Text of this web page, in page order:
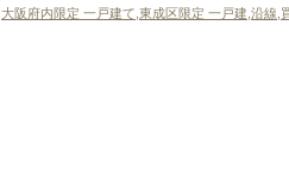
大阪府内限定 一戸建て 東成区限定 一戸建 沿線